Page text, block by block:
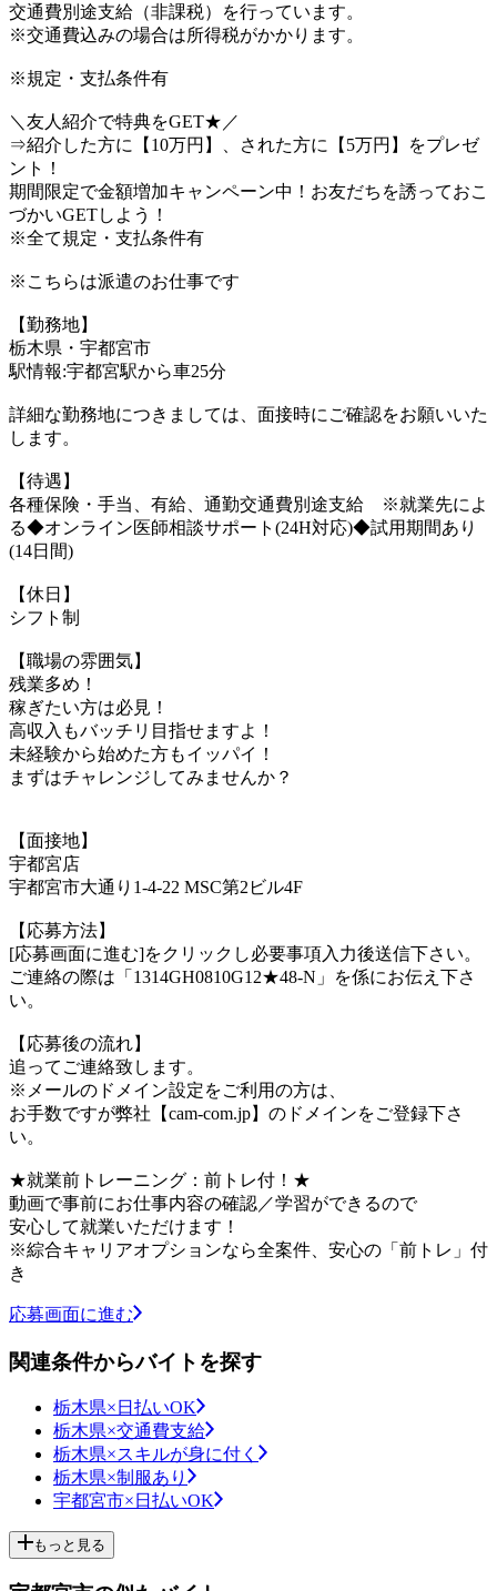
交通費別途支給（非課税）を行っています。
※交通費込みの場合は所得税がかかります。
※規定・支払条件有
＼友人紹介で特典をGET★／
⇒紹介した方に【10万円】、された方に【5万円】をプレゼ
ント！
期間限定で金額増加キャンペーン中！お友だちを誘っておこ
づかいGETしよう！
※全て規定・支払条件有
※こちらは派遣のお仕事です
【勤務地】
栃木県・宇都宮市
駅情報:宇都宮駅から車25分
詳細な勤務地につきましては、面接時にご確認をお願いいた
します。
【待遇】
各種保険・手当、有給、通勤交通費別途支給 ※就業先によ
る◆オンライン医師相談サポート(24H対応)◆試用期間あり
(14日間)
【休日】
シフト制
【職場の雰囲気】
残業多め！
稼ぎたい方は必見！
高収入もバッチリ目指せますよ！
未経験から始めた方もイッパイ！
まずはチャレンジしてみませんか？
【面接地】
宇都宮店
宇都宮市大通り1-4-22 MSC第2ビル4F
【応募方法】
[応募画面に進む]をクリックし必要事項入力後送信下さい。
ご連絡の際は「1314GH0810G12★48-N」を係にお伝え下さ
い。
【応募後の流れ】
追ってご連絡致します。
※メールのドメイン設定をご利用の方は、
お手数ですが弊社【cam-com.jp】のドメインをご登録下さ
い。
★就業前トレーニング：前トレ付！★
動画で事前にお仕事内容の確認／学習ができるので
安心して就業いただけます！
※綜合キャリアオプションなら全案件、安心の「前トレ」付
き
応募画面に進む
関連条件からバイトを探す
栃木県×日払いOK
栃木県×交通費支給
栃木県×スキルが身に付く
栃木県×制服あり
宇都宮市×日払いOK
もっと見る